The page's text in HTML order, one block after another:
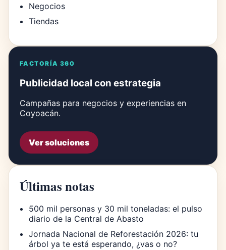
Negocios
Tiendas
FACTORÍA 360
Publicidad local con estrategia
Campañas para negocios y experiencias en
Coyoacán.
Ver soluciones
Últimas notas
500 mil personas y 30 mil toneladas: el pulso
diario de la Central de Abasto
Jornada Nacional de Reforestación 2026: tu
árbol ya te está esperando, ¿vas o no?